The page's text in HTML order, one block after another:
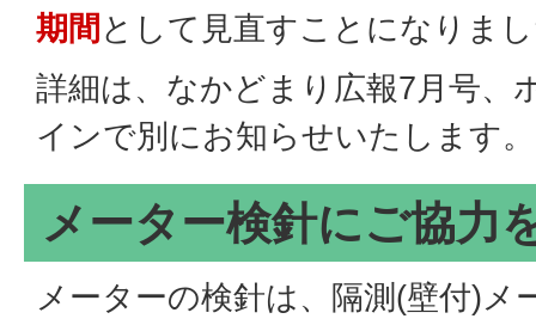
期間 として見直すことになりま
詳細は、なかどまり広報7月号、
インで別にお知らせいたします。
メーター検針にご協力
メーターの検針は、隔測(壁付)メ